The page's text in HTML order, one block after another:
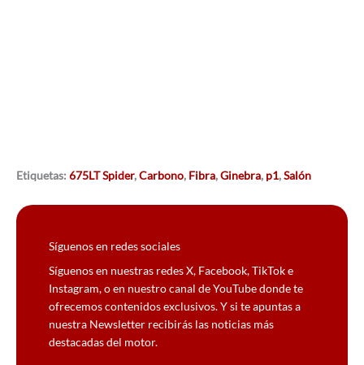
Etiquetas: 675LT Spider,Carbono, Fibra,Ginebra, p1,Salón
Síguenos en redes sociales
Síguenos en nuestras redes X, Facebook, TikTok e
Instagram, o en nuestro canal de YouTube donde te
ofrecemos contenidos exclusivos. Y si te apuntas a
nuestra Newsletter recibirás las noticias más
destacadas del motor.